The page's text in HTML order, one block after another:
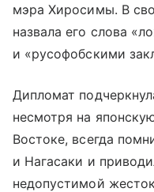
мэра Хиросимы. В
назвала его слова
и «русофобскими
Дипломат
несмотря на
Востоке, всегда
и Нагасаки и
недопустимой